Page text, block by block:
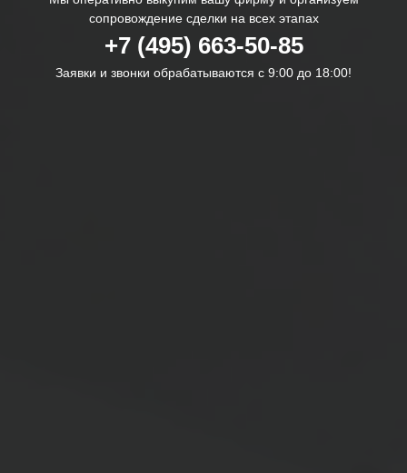
сопровождение сделки на всех этапах
+7 (495) 663-50-85
Заявки и звонки обрабатываются с 9:00 до 18:00!